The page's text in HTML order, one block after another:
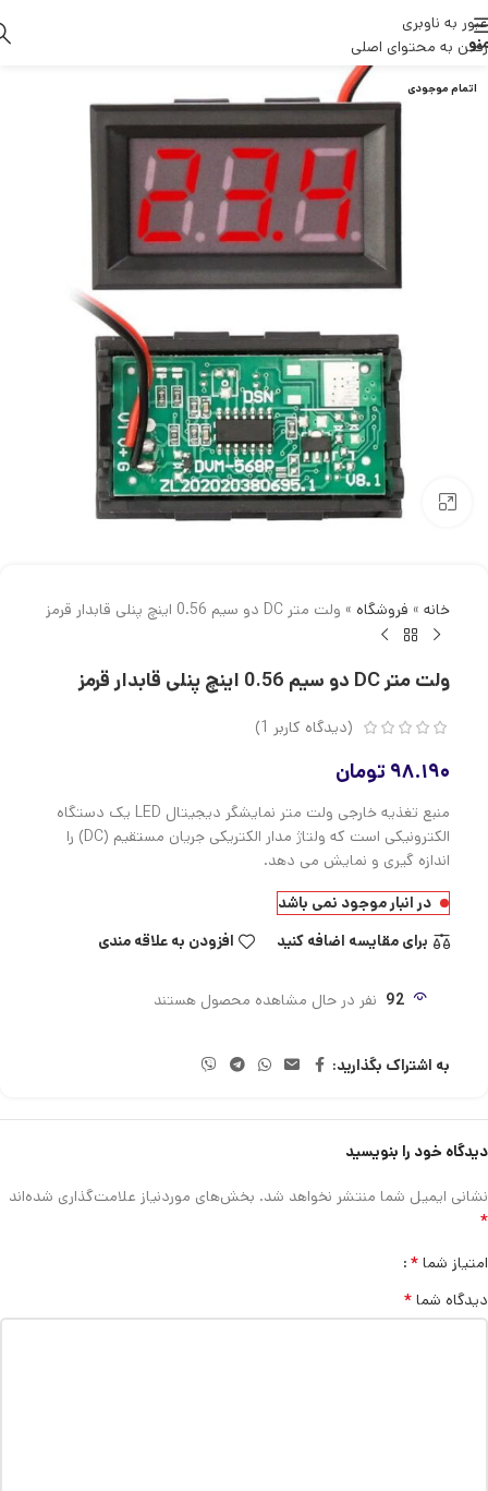
عبور به ناوبری
رفتن به محتوای اصلی
اتمام موجودی
بزرگنمایی تصویر
خانه » فروشگاه » ولت متر DC دو سیم 0.56 اینچ پنلی قابدار قرمز
ولت متر DC دو سیم 0.56 اینچ پنلی قابدار قرمز
(دیدگاه کاربر 1
)
۹۸.۱۹۰ تومان
منبع تغذیه خارجی ولت متر نمایشگر دیجیتال LED یک دستگاه
الکترونیکی است که ولتاژ مدار الکتریکی جریان مستقیم (DC) را
اندازه گیری و نمایش می دهد.
در انبار موجود نمی باشد
برای مقایسه اضافه کنید
افزودن به علاقه مندی
92 نفر در حال مشاهده محصول هستند
به اشتراک بگذارید:
دیدگاه خود را بنویسید
نشانی ایمیل شما منتشر نخواهد شد. بخش‌های موردنیاز علامت‌گذاری شده‌اند
*
امتیاز شما *
دیدگاه شما *